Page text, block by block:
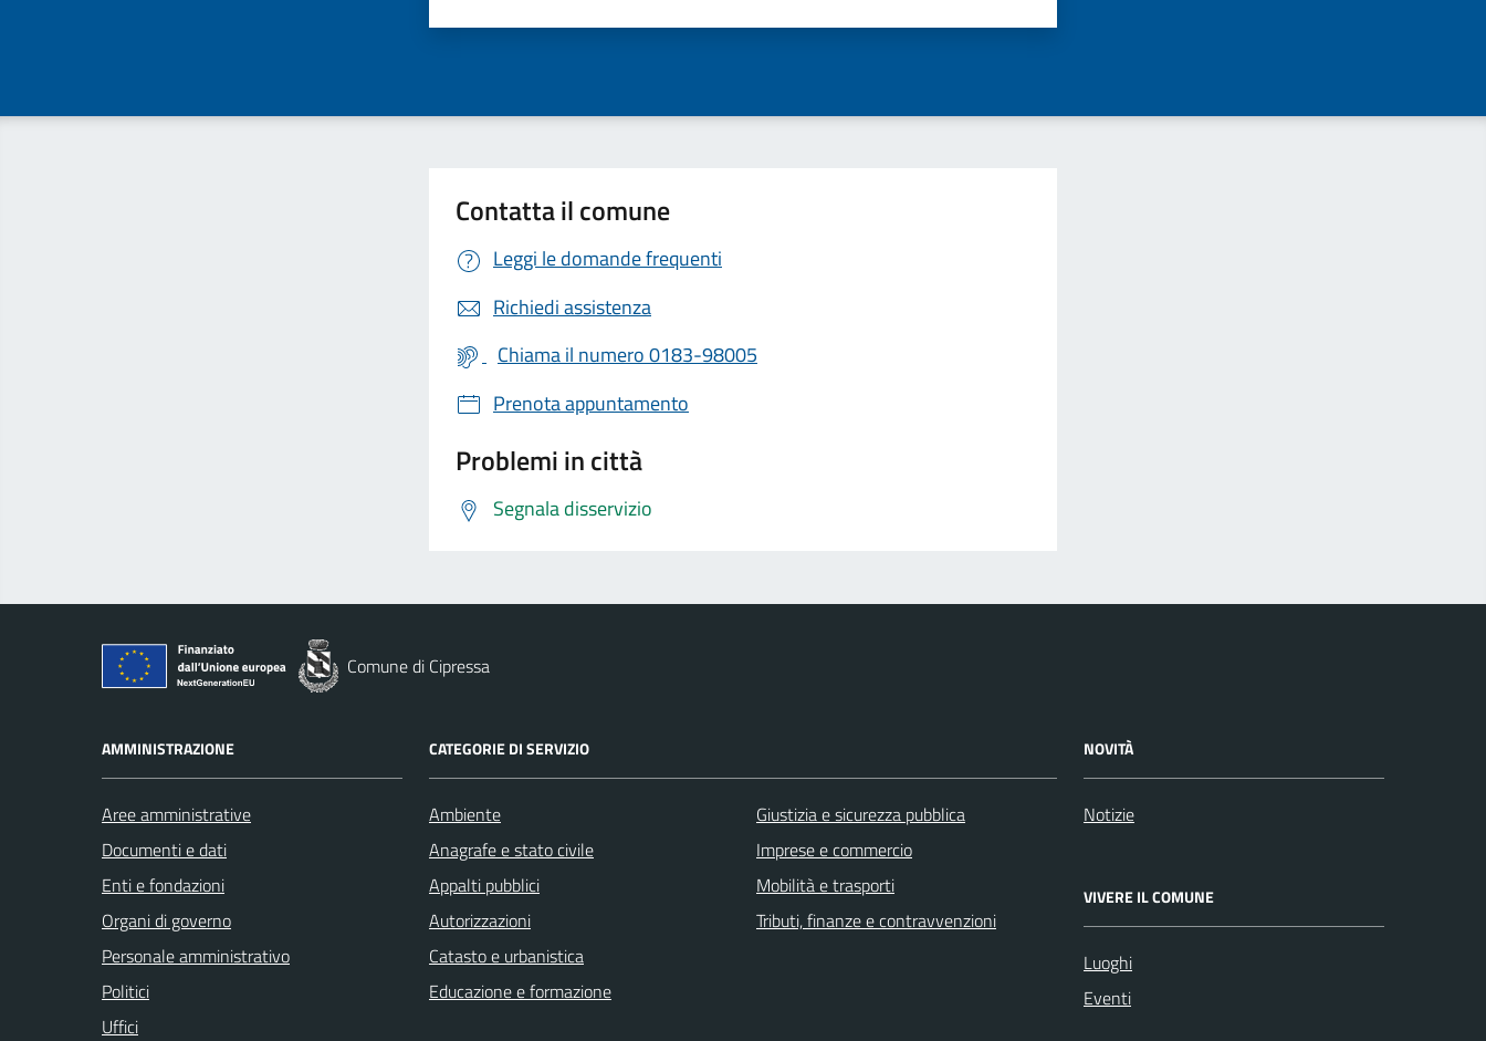
Contatta il comune
Leggi le domande frequenti
Richiedi assistenza
Chiama il numero 0183-98005
Prenota appuntamento
Problemi in città
Segnala disservizio
Comune di Cipressa
AMMINISTRAZIONE
Aree amministrative
Documenti e dati
Enti e fondazioni
Organi di governo
Personale amministrativo
Politici
Uffici
CATEGORIE DI SERVIZIO
Ambiente
Anagrafe e stato civile
Appalti pubblici
Autorizzazioni
Catasto e urbanistica
Educazione e formazione
Giustizia e sicurezza pubblica
Imprese e commercio
Mobilità e trasporti
Tributi, finanze e contravvenzioni
NOVITÀ
Notizie
VIVERE IL COMUNE
Luoghi
Eventi